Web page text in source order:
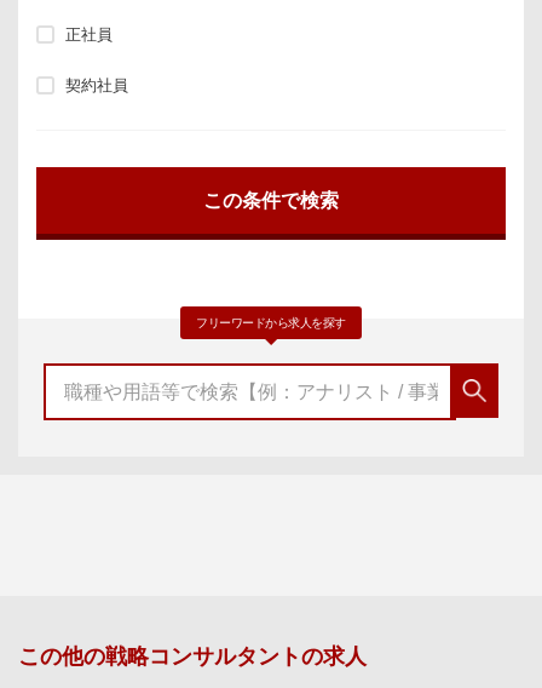
正社員
契約社員
フリーワードから求人を探す
この他の戦略コンサルタントの求人